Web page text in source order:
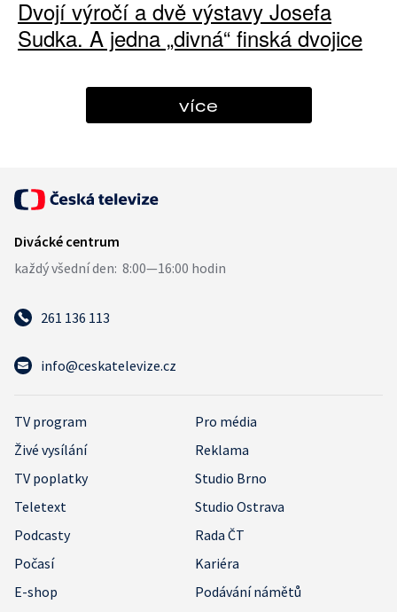
Dvojí výročí a dvě výstavy Josefa
Sudka. A jedna „divná“ finská dvojice
více
261 136 113
info@ceskatelevize.cz
TV program
Pro média
Živé vysílání
Reklama
TV poplatky
Studio Brno
Teletext
Studio Ostrava
Podcasty
Rada ČT
Počasí
Kariéra
E-shop
Podávání námětů